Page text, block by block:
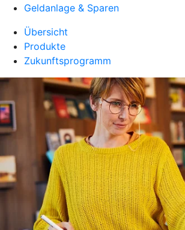
Geldanlage & Sparen
Übersicht
Produkte
Zukunftsprogramm